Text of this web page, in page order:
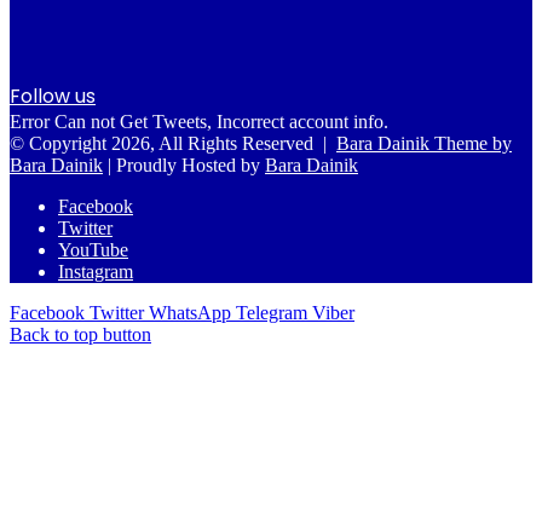
Follow us
Error Can not Get Tweets, Incorrect account info.
© Copyright 2026, All Rights Reserved | Bara Dainik Theme by
Bara Dainik | Proudly Hosted by Bara Dainik
Facebook
Twitter
YouTube
Instagram
Facebook Twitter WhatsApp Telegram Viber
Back to top button